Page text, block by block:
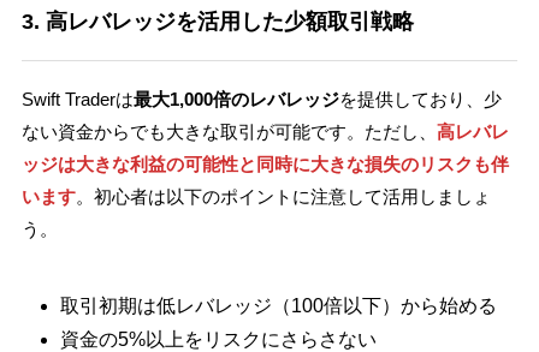
3. 高レバレッジを活用した少額取引戦略
Swift Traderは最大1,000倍のレバレッジを提供しており、少
ない資金からでも大きな取引が可能です。ただし、 高レバレ
ッジは大きな利益の可能性と同時に大きな損失のリスクも伴
います。初心者は以下のポイントに注意して活用しましょ
う。
取引初期は低レバレッジ（100倍以下）から始める
資金の5%以上をリスクにさらさない